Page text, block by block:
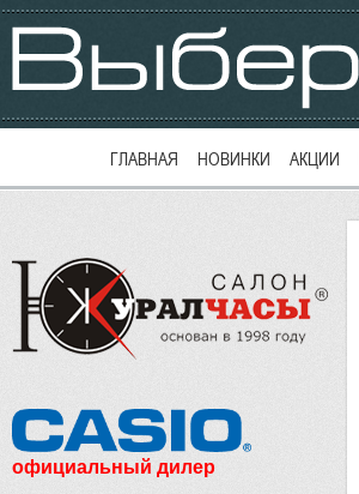
ГЛАВНАЯ НОВИНКИ АКЦИИ
официальный дилер